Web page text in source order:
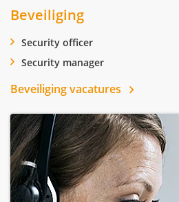
Beveiliging
Security officer
Security manager
Beveiliging vacatures